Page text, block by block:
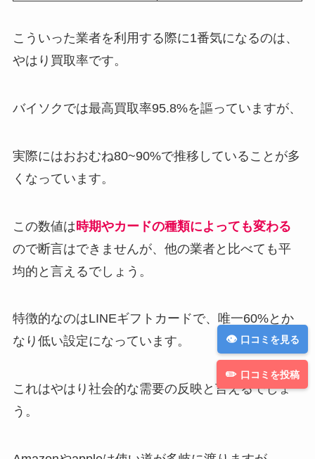
こういった業者を利用する際に1番気になるのは、
やはり買取率です。
バイソクでは最高買取率95.8%を謳っていますが、
実際にはおおむね80~90%で推移していることが多
くなっています。
この数値は 時期やカードの種類によっても変わる
ので断言はできませんが、他の業者と比べても平
均的と言えるでしょう。
特徴的なのはLINEギフトカードで、唯一60%とか
なり低い設定になっています。
これはやはり社会的な需要の反映と言えるでしょ
う。
口コミを投稿
口コミを見る